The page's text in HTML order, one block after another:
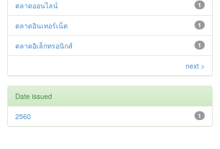
1
ตลาดออนไลน์
1
ตลาดอินเทอร์เน็ต
1
ตลาดอิเล็กทรอนิกส์
next >
Date issued
1
2560